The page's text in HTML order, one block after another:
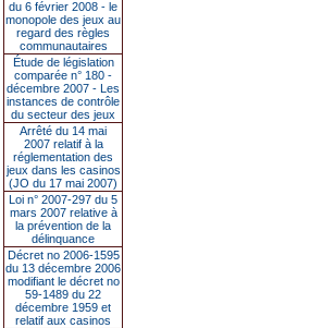
du 6 février 2008 - le
monopole des jeux au
regard des règles
communautaires
Étude de législation
comparée n° 180 -
décembre 2007 - Les
instances de contrôle
du secteur des jeux
Arrêté du 14 mai
2007 relatif à la
réglementation des
jeux dans les casinos
(JO du 17 mai 2007)
Loi n° 2007-297 du 5
mars 2007 relative à
la prévention de la
délinquance
Décret no 2006-1595
du 13 décembre 2006
modifiant le décret no
59-1489 du 22
décembre 1959 et
relatif aux casinos